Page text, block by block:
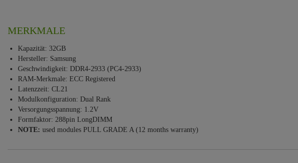
MERKMALE
Kapazität: 32GB
Hersteller: Samsung
Geschwindigkeit: DDR4-2933 (PC4-2933)
RAM-Merkmale: ECC Registered
Latenzzeit: CL21
Modulkonfiguration: Dual Rank
Versorgungsspannung: 1.2V
Formfaktor: 288pin LongDIMM
NOTE: used modules PULL GRADE A (12 months warranty)